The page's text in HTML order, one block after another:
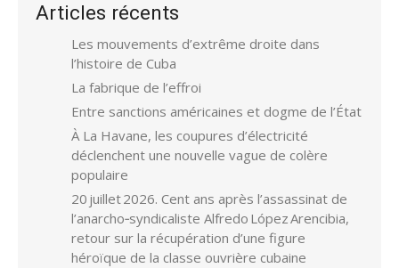
Articles récents
Les mouvements d’extrême droite dans
l’histoire de Cuba
La fabrique de l’effroi
Entre sanctions américaines et dogme de l’État
À La Havane, les coupures d’électricité
déclenchent une nouvelle vague de colère
populaire
20 juillet 2026. Cent ans après l’assassinat de
l’anarcho‑syndicaliste Alfredo López Arencibia,
retour sur la récupération d’une figure
héroïque de la classe ouvrière cubaine